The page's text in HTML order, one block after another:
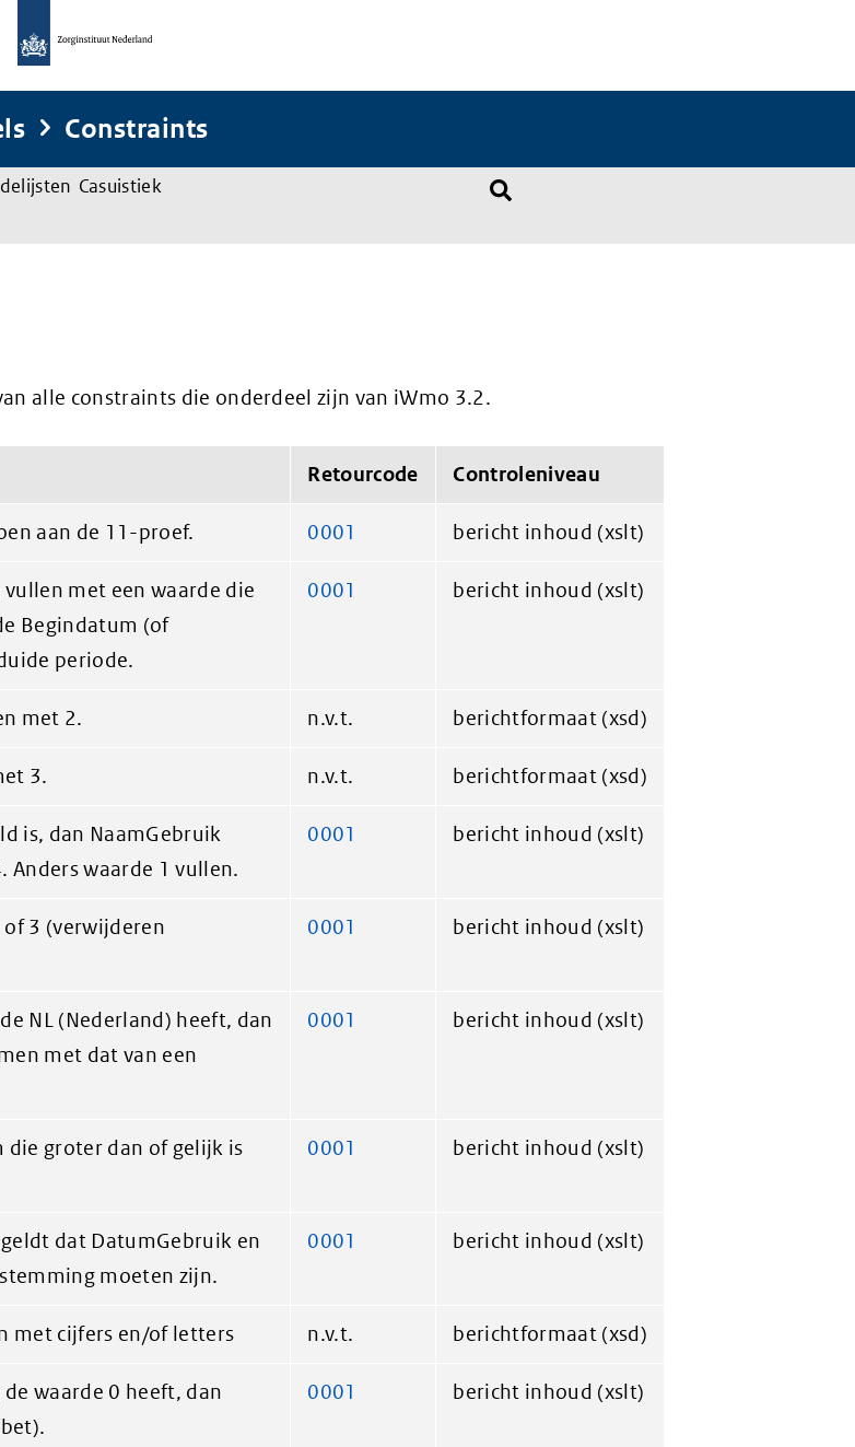
Constraints
Casuistiek
alle constraints die onderdeel zijn van iWmo 3.2.
Retourcode Controleniveau
aan de 11-proef. 0001 bericht inhoud (xslt)
met een waarde die
Begindatum (of
periode.
0001 bericht inhoud (xslt)
met 2. n.v.t. berichtformaat (xsd)
3. n.v.t. berichtformaat (xsd)
is, dan NaamGebruik
Anders waarde 1 vullen.
0001 bericht inhoud (xslt)
of 3 (verwijderen
0001 bericht inhoud (xslt)
NL (Nederland) heeft, dan
met dat van een
0001 bericht inhoud (xslt)
die groter dan of gelijk is
0001 bericht inhoud (xslt)
dat DatumGebruik en
moeten zijn.
0001 bericht inhoud (xslt)
met cijfers en/of letters n.v.t. berichtformaat (xsd)
waarde 0 heeft, dan
0001 bericht inhoud (xslt)